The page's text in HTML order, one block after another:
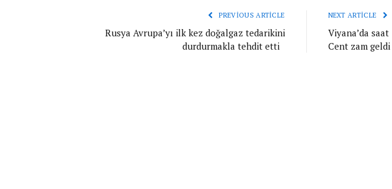
PREVIOUS ARTICLE
Rusya Avrupa’yı ilk kez doğalgaz tedarikini
durdurmakla tehdit etti
NEXT ARTICLE
Viyana’da
Cent zam geldi